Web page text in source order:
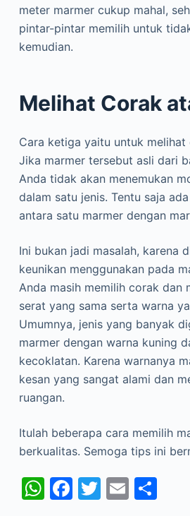
meter marmer cukup mahal,
pintar-pintar memilih untuk
kemudian.
Melihat Corak
Cara ketiga yaitu untuk
Jika marmer tersebut asli dari
Anda tidak akan menemukan
dalam satu jenis. Tentu saja
antara satu marmer dengan
Ini bukan jadi masalah, karena
keunikan menggunakan pada
Anda masih memilih corak dan
serat yang sama serta warna
Umumnya, jenis yang banyak
marmer dengan warna kuning
kecoklatan. Karena warnanya
kesan yang sangat alami dan
ruangan.
Itulah beberapa cara memilih
berkualitas. Semoga tips ini
W F T E S